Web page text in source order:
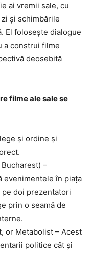
ai vremii sale, cu
și schimbările
El folosește dialogue
a construi filme
deosebită
filme ale sale se
și ordine și
–
evenimentele în piața
doi prezentatori
prin o seamă de
or Metabolist – Acest
politice cât și